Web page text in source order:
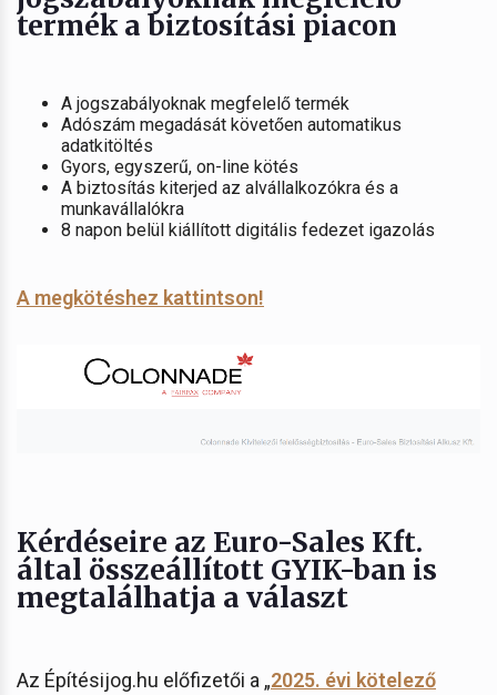
termék a biztosítási piacon
A jogszabályoknak megfelelő termék
Adószám megadását követően automatikus
adatkitöltés
Gyors, egyszerű, on-line kötés
A biztosítás kiterjed az alvállalkozókra és a
munkavállalókra
8 napon belül kiállított digitális fedezet igazolás
A megkötéshez kattintson!
Kérdéseire az Euro-Sales Kft.
által összeállított GYIK-ban is
megtalálhatja a választ
Az Építésijog.hu előfizetői a „2025. évi kötelező